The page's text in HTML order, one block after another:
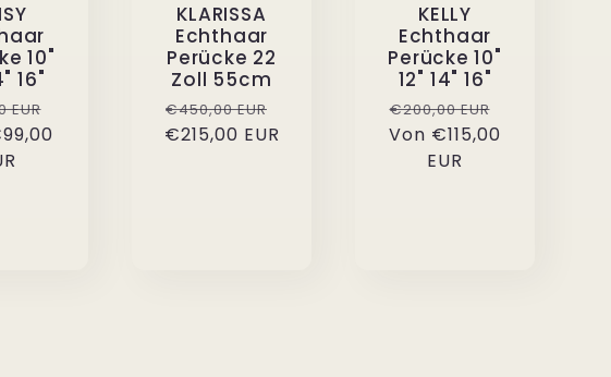
10"
16"
EURVerkaufspreis
KLARISSA
Echthaar
Perücke 22
Zoll 55cm
Normaler
Preis
€450,00 EUR
Verkaufspreis
€215,00 EUR
KELLY
Echthaar
Perücke 10"
12" 14" 16"
Normaler
Preis
€200,00 EURVerkaufspreis
Von €115,00
EUR